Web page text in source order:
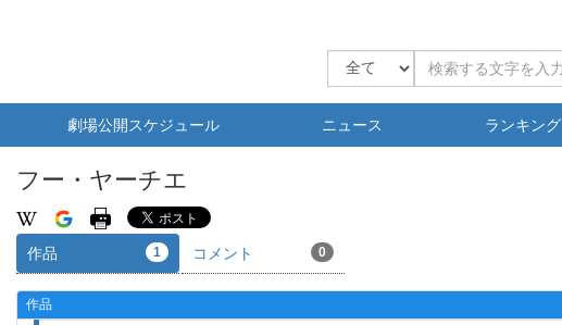
劇場公開スケジュール ニュース ランキング
フー・ヤーチエ
作品 1 コメント 0
作品